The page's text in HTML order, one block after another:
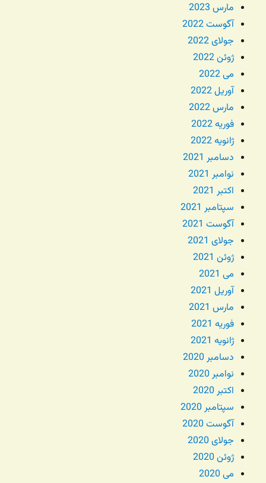
مارس 2023
آگوست 2022
جولای 2022
ژوئن 2022
می 2022
آوریل 2022
مارس 2022
فوریه 2022
ژانویه 2022
دسامبر 2021
نوامبر 2021
اکتبر 2021
سپتامبر 2021
آگوست 2021
جولای 2021
ژوئن 2021
می 2021
آوریل 2021
مارس 2021
فوریه 2021
ژانویه 2021
دسامبر 2020
نوامبر 2020
اکتبر 2020
سپتامبر 2020
آگوست 2020
جولای 2020
ژوئن 2020
می 2020